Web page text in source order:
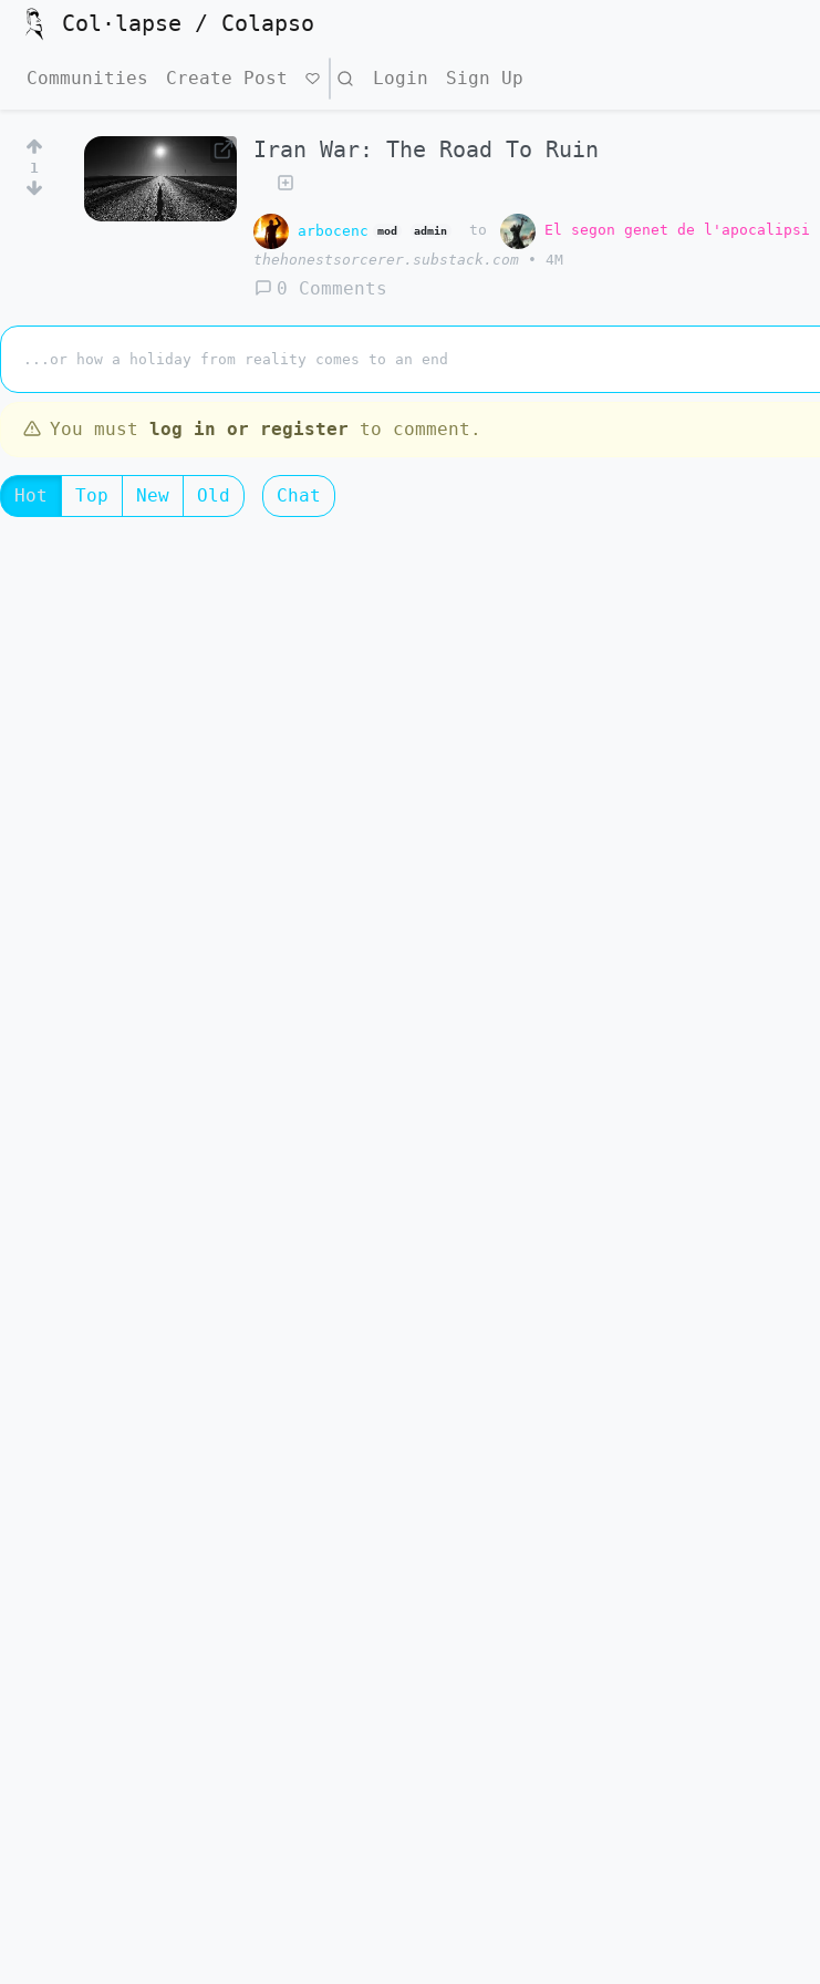
Col·lapse / Colapso
Communities Create Post Search Login Sign Up
1
Iran War: The Road To Ruin
arbocenc mod admin to El segon genet de l'apocalipsi
thehonestsorcerer.substack.com
• 4M
0 Comments
...or how a holiday from reality comes to an end
You must log in or register to comment.
Hot Top New Old Chat